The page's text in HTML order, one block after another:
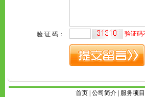
首页 公司简介 服务项目